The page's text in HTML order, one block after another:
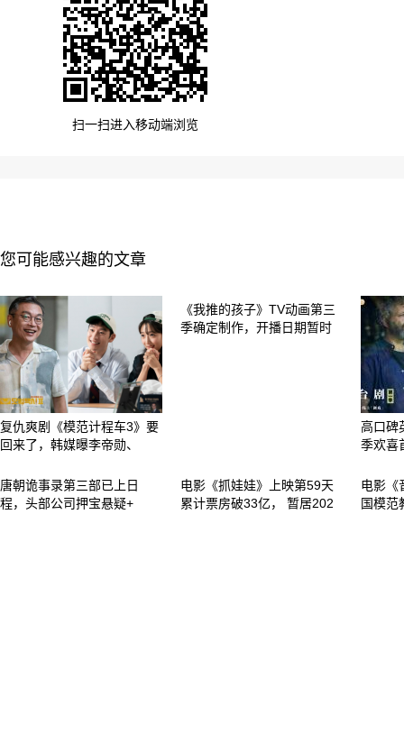
扫一扫进入移动端浏览
您可能感兴趣的文章
复仇爽剧《模范计程车3》要
回来了，韩媒曝李帝勋、
《我推的孩子》TV动画第三
季确定制作，开播日期暂时
高口碑
季欢喜
唐朝诡事录第三部已上日
程，头部公司押宝悬疑+
电影《抓娃娃》上映第59天
累计票房破33亿， 暂居202
电影《
国模范